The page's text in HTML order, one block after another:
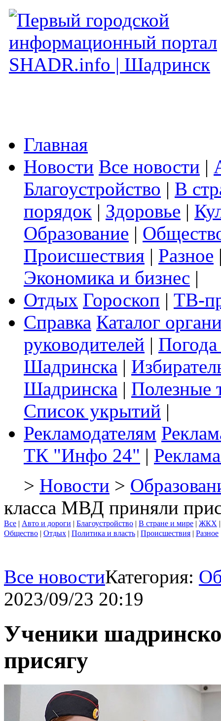
Главная
Новости Все новости |
Благоустройство | В
порядок | Здоровье |
Образование |
Происшествия | Разное
Экономика и бизнес |
Отдых Гороскоп | ТВ-
Справка Каталог
руководителей |
Шадринска |
Шадринска | Полезные
Список укрытий |
Рекламодателям
ТК "Инфо 24" |
> Новости >
класса МВД приняли
Все | Авто и дороги | Благоустройство | В стране и мире | ЖКХ
Общество | Отдых | Политика и власть | Происшествия | Разное
Все новостиКатегория:
2023/09/23 20:19
Ученики
присягу